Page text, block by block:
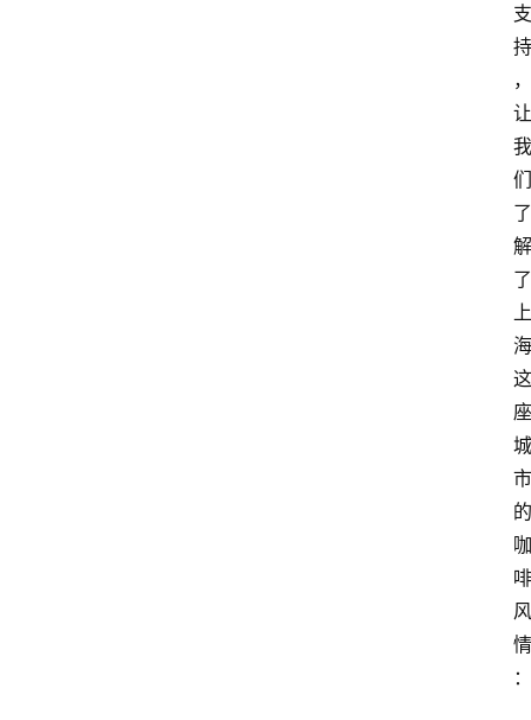
支
持
，
让
我
们
了
解
了
上
海
这
座
城
市
的
咖
啡
风
情
：